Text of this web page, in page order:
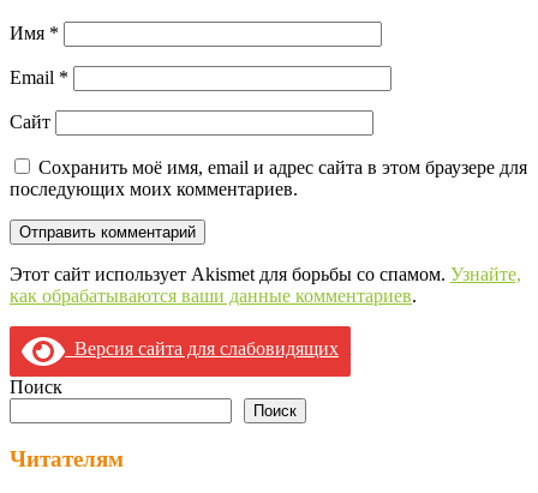
Имя *
Email *
Сайт
Сохранить моё имя, email и адрес сайта в этом браузере для
последующих моих комментариев.
Этот сайт использует Akismet для борьбы со спамом. Узнайте,
как обрабатываются ваши данные комментариев.
Версия сайта для слабовидящих
Поиск
Поиск
Читателям